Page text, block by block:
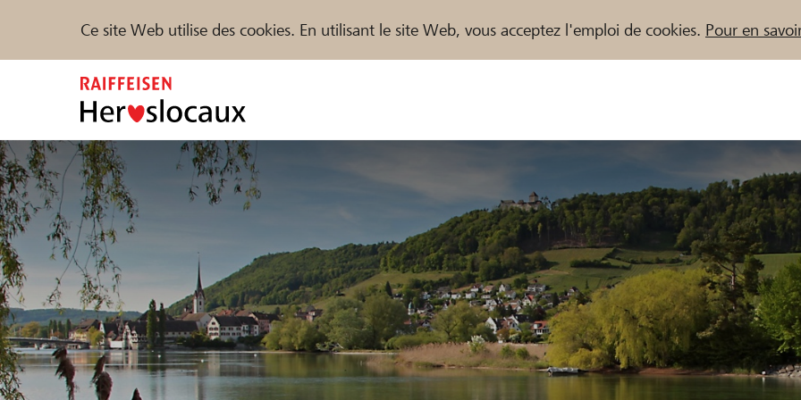
Ce site Web utilise des cookies. En utilisant le site Web, vous acceptez l'emploi de cookies. Pour en
Parrainer Soutien & assistance
Trouvez des projets et des organisations
DE FR IT